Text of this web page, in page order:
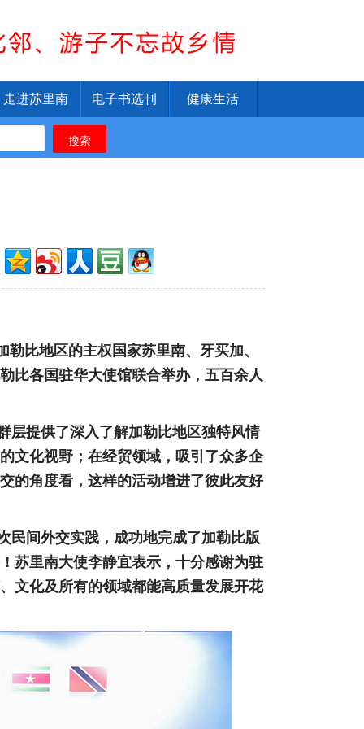
走进苏里南 电子书选刊 健康生活
搜索
比地区的主权国家苏里南、牙买加、
比各国驻华大使馆联合举办，五百余人
层提供了深入了解加勒比地区独特风情
文化视野；在经贸领域，吸引了众多企
的角度看，这样的活动增进了彼此友好
民间外交实践，成功地完成了加勒比版
苏里南大使李静宜表示，十分感谢为驻
文化及所有的领域都能高质量发展开花